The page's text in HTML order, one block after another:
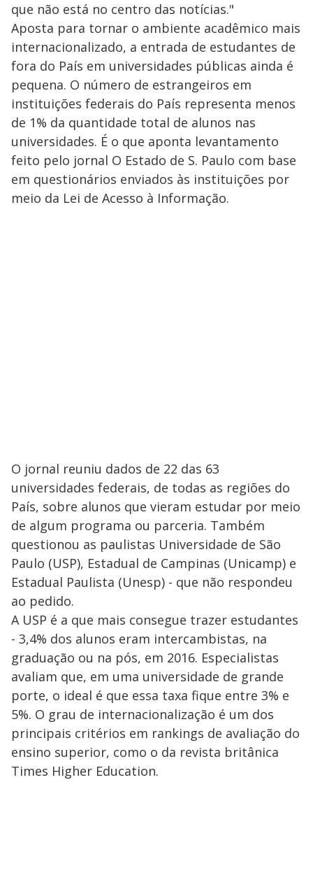
que não está no centro das notícias."
Aposta para tornar o ambiente acadêmico mais
internacionalizado, a entrada de estudantes de
fora do País em universidades públicas ainda é
pequena. O número de estrangeiros em
instituições federais do País representa menos
de 1% da quantidade total de alunos nas
universidades. É o que aponta levantamento
feito pelo jornal O Estado de S. Paulo com base
em questionários enviados às instituições por
meio da Lei de Acesso à Informação.
O jornal reuniu dados de 22 das 63
universidades federais, de todas as regiões do
País, sobre alunos que vieram estudar por meio
de algum programa ou parceria. Também
questionou as paulistas Universidade de São
Paulo (USP), Estadual de Campinas (Unicamp) e
Estadual Paulista (Unesp) - que não respondeu
ao pedido.
A USP é a que mais consegue trazer estudantes
- 3,4% dos alunos eram intercambistas, na
graduação ou na pós, em 2016. Especialistas
avaliam que, em uma universidade de grande
porte, o ideal é que essa taxa fique entre 3% e
5%. O grau de internacionalização é um dos
principais critérios em rankings de avaliação do
ensino superior, como o da revista britânica
Times Higher Education.